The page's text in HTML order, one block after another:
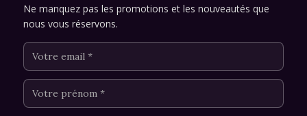
Ne manquez pas les promotions et les nouveautés que
nous vous réservons.